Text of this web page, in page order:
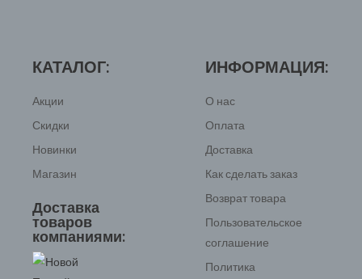
КАТАЛОГ:
Акции
Скидки
Новинки
Магазин
Доставка
товаров
компаниями:
ИНФОРМАЦИЯ:
О нас
Оплата
Доставка
Как сделать заказ
Возврат товара
Пользовательское
соглашение
Политика